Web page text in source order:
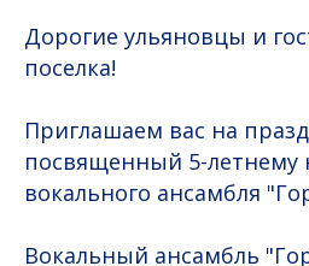
Дорогие ульяновцы и
поселка!
Приглашаем вас на
посвященный 5-
вокального ансамбля
Вокальный ансамбль